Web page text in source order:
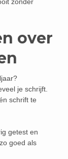
over
je schrijft.
schrift te
getest en
goed als